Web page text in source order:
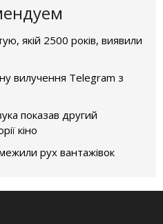
якій 2500 років, виявили
вилучення Telegram з
показав другий
кіно
рух вантажівок